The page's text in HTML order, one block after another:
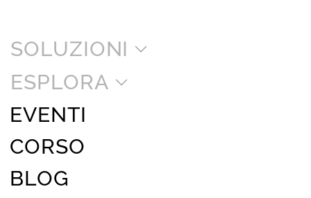
SOLUZIONI
ESPLORA
EVENTI
CORSO
BLOG